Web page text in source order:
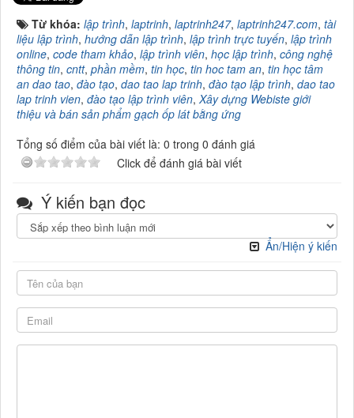
Từ khóa: lập trình, laptrinh, laptrinh247, laptrinh247.com, tài
liệu lập trình, hướng dẫn lập trình, lập trình trực tuyến, lập trình
online, code tham khảo, lập trình viên, học lập trình, công nghệ
thông tin, cntt, phần mềm, tin học, tin hoc tam an, tin học tâm
an dao tao, đào tạo, dao tao lap trinh, đào tạo lập trình, dao tao
lap trinh vien, đào tạo lập trình viên, Xây dựng Webiste giới
thiệu và bán sản phẩm gạch ốp lát bằng ứng
Tổng số điểm của bài viết là: 0 trong 0 đánh giá
Click để đánh giá bài viết
Ý kiến bạn đọc
Ẩn/Hiện ý kiến